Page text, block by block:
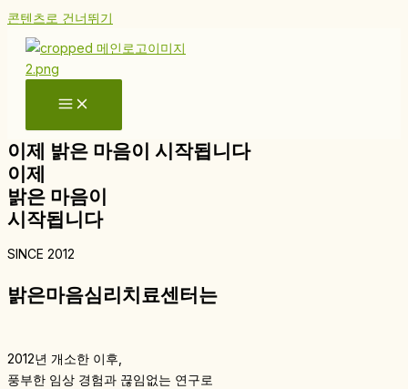
콘텐츠로 건너뛰기
이제 밝은 마음이 시작됩니다
이제
밝은 마음이
시작됩니다
SINCE 2012
밝은마음심리치료센터는
2012년 개소한 이후,
풍부한 임상 경험과 끊임없는 연구로